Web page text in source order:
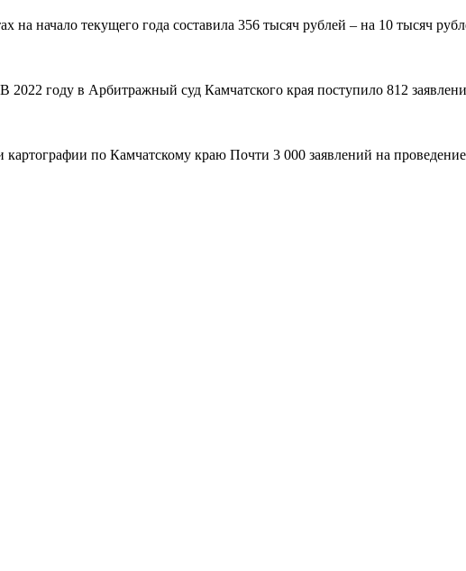
на начало текущего года составила 356 тысяч рублей – на 10 тысяч
2022 году в Арбитражный суд Камчатского края поступило 812
картографии по Камчатскому краю Почти 3 000 заявлений на